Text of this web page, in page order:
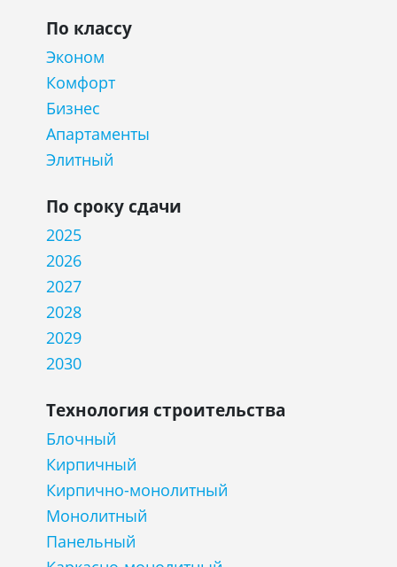
По классу
Эконом
Комфорт
Бизнес
Апартаменты
Элитный
По сроку сдачи
2025
2026
2027
2028
2029
2030
Технология строительства
Блочный
Кирпичный
Кирпично-монолитный
Монолитный
Панельный